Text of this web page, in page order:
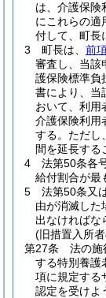
は、介護保険
にこれらの適
付して、町長
3
町長は、 前
審査し、当該
護保険標準負
書により、当
おいて、利用
介護保険利用
する。 ただし
間を延長する
4
法第50条各
給付割合が最
5
法第50条又
由が消滅した
出なければな
(旧措置入所
第27条
法の施
する特別養護
項に規定する
認定を受けよ